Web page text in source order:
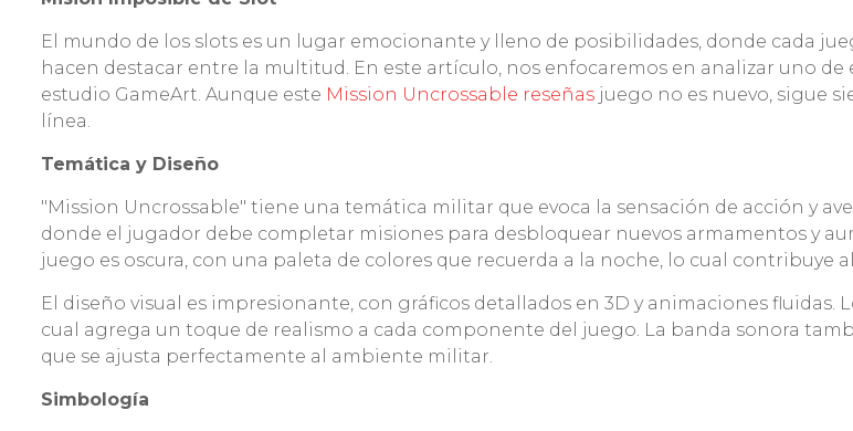
El mundo de los slots es un lugar emocionante y lleno de posibilidades, donde cada
hacen destacar entre la multitud. En este artículo, nos enfocaremos en analizar uno
estudio GameArt. Aunque este Mission Uncrossable reseñas juego no es nuevo, sigue
línea.
Temática y Diseño
"Mission Uncrossable" tiene una temática militar que evoca la sensación de acción y
donde el jugador debe completar misiones para desbloquear nuevos armamentos y
juego es oscura, con una paleta de colores que recuerda a la noche, lo cual contribuye
El diseño visual es impresionante, con gráficos detallados en 3D y animaciones
cual agrega un toque de realismo a cada componente del juego. La banda sonora
que se ajusta perfectamente al ambiente militar.
Simbología